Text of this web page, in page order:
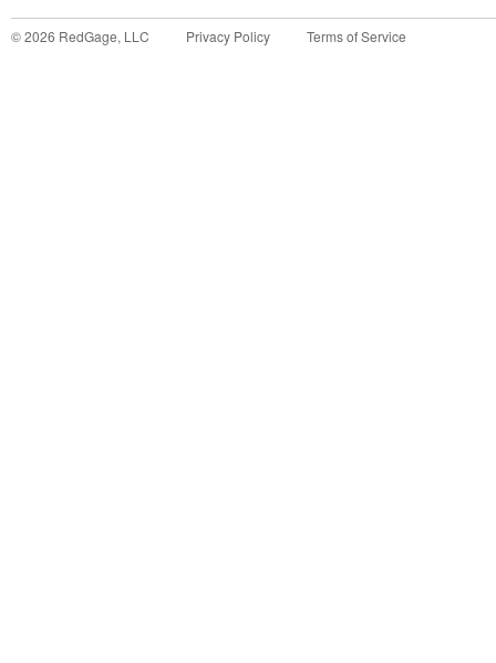
©2026 RedGage, LLC Privacy Policy Terms of Service